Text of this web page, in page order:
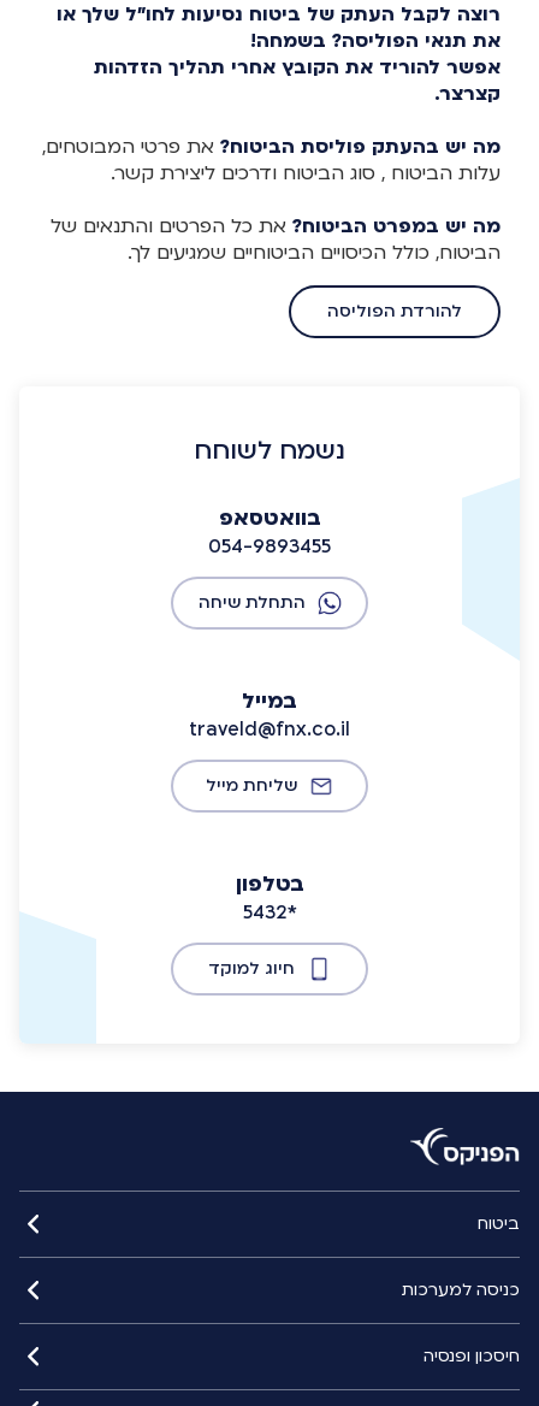
רוצה לקבל העתק של ביטוח נסיעות לחו"ל שלך או
את תנאי הפוליסה? בשמחה!
אפשר להוריד את הקובץ אחרי תהליך הזדהות
קצרצר.
מה יש בהעתק פוליסת הביטוח? את פרטי המבוטחים,
עלות הביטוח , סוג הביטוח ודרכים ליצירת קשר.
מה יש במפרט הביטוח? את כל הפרטים והתנאים של
הביטוח, כולל הכיסויים הביטוחיים שמגיעים לך.
להורדת הפוליסה
נשמח לשוחח
בוואטסאפ
054-9893455
התחלת שיחה
במייל
traveld@fnx.co.il
שליחת מייל
בטלפון
5432*
חיוג למוקד
ביטוח
כניסה למערכות
חיסכון ופנסיה